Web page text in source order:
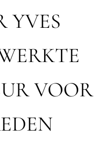
YVES
VOOR